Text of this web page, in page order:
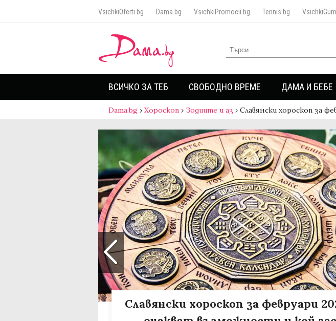
VsichkiOferti.bg Dama.bg VsichkiPromocii.bg Tennis.bg
ВСИЧКО ЗА ТЕБ СВОБОДНО ВРЕМЕ ДАМА И БЕБЕ
Dama.bg › Хороскоп › Зодиите и аз › Славянски хороскоп за
Славянски хороскоп за февруари